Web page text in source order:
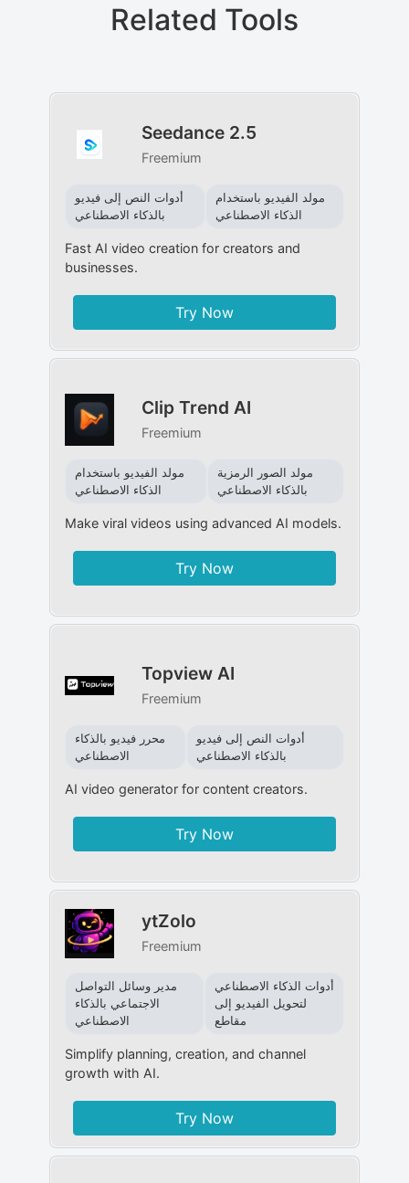
Related Tools
Seedance 2.5
Freemium
أدوات النص إلى فيديو
بالذكاء الاصطناعي
مولد الفيديو باستخدام
الذكاء الاصطناعي
Fast AI video creation for creators and
businesses.
Try Now
Clip Trend AI
Freemium
مولد الفيديو باستخدام
الذكاء الاصطناعي
مولد الصور الرمزية
بالذكاء الاصطناعي
Make viral videos using advanced AI models.
Try Now
Topview AI
Freemium
محرر فيديو بالذكاء
الاصطناعي
أدوات النص إلى فيديو
بالذكاء الاصطناعي
AI video generator for content creators.
Try Now
ytZolo
Freemium
مدير وسائل التواصل
الاجتماعي بالذكاء
الاصطناعي
أدوات الذكاء الاصطناعي
لتحويل الفيديو إلى
مقاطع
Simplify planning, creation, and channel
growth with AI.
Try Now